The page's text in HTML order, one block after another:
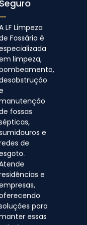
Seguro
LF Limpeza
Fossário é
limpeza,
fossas
e
de
e
para
essas